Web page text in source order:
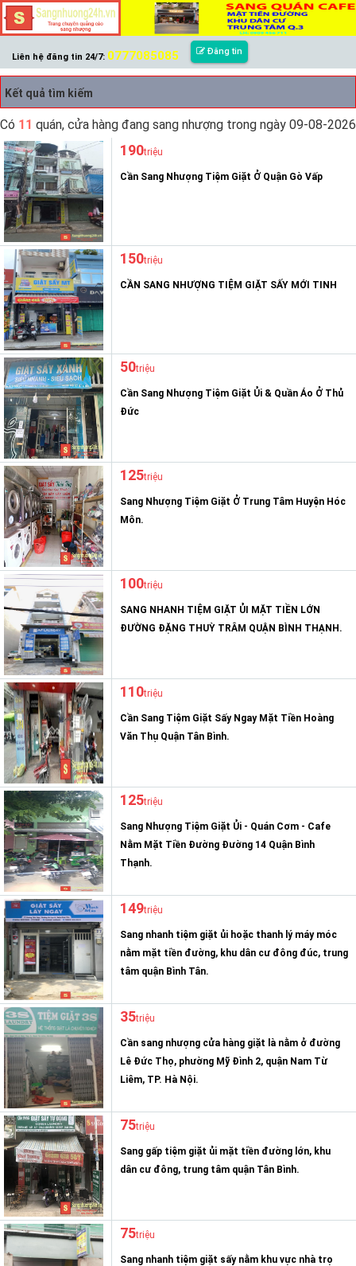
Liên hệ đăng tin 24/7: 0777085085 Đăng tin
Kết quả tìm kiếm
Có 11 quán, cửa hàng đang sang nhượng trong ngày 09-08-2026
190triệu
Cần Sang Nhượng Tiệm Giặt Ở Quận Gò Vấp
150triệu
CẦN SANG NHƯỢNG TIỆM GIẶT SẤY MỚI TINH
50triệu
Cần Sang Nhượng Tiệm Giặt Ủi & Quần Áo Ở Thủ
Đức
125triệu
Sang Nhượng Tiệm Giặt Ở Trung Tâm Huyện Hóc
Môn.
100triệu
SANG NHANH TIỆM GIẶT ỦI MẶT TIỀN LỚN
ĐƯỜNG ĐẶNG THUỲ TRÂM QUẬN BÌNH THẠNH.
110triệu
Cần Sang Tiệm Giặt Sấy Ngay Mặt Tiền Hoàng
Văn Thụ Quận Tân Bình.
125triệu
Sang Nhượng Tiệm Giặt Ủi - Quán Cơm - Cafe
Nằm Mặt Tiền Đường Đường 14 Quận Bình
Thạnh.
149triệu
Sang nhanh tiệm giặt ủi hoặc thanh lý máy móc
nằm mặt tiền đường, khu dân cư đông đúc, trung
tâm quận Bình Tân.
35triệu
Cần sang nhượng cửa hàng giặt là nằm ở đường
Lê Đức Thọ, phường Mỹ Đình 2, quận Nam Từ
Liêm, TP. Hà Nội.
75triệu
Sang gấp tiệm giặt ủi mặt tiền đường lớn, khu
dân cư đông, trung tâm quận Tân Bình.
75triệu
Sang nhanh tiệm giặt sấy nằm khu vực nhà trọ